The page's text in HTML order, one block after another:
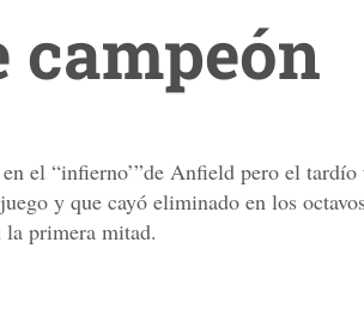
campeón
el “infierno’”de Anfield pero el
y que cayó eliminado en los
primera mitad.